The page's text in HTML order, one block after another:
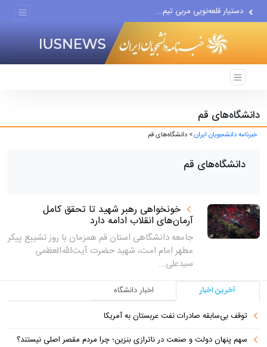
دستیار قلعه‌نویی مربی تیم...
انتشار اخبار جعلی توسط...
دانشگاه‌های قم
خبرنامه دانشجویان ایران> دانشگاه‌های قم
دانشگاه‌های قم
خونخواهی رهبر شهید تا تحقق کامل
آرمان‌های انقلاب ادامه دارد
جامعه دانشگاهی استان قم همزمان با روز تشییع پیکر
مطهر امام امت، شهید حضرت آیت‌الله‌العظمی
سیدعلی...
آخرین اخبار
اخبار دانشگاه
توقف بی‌سابقه صادرات نفت عربستان به آمریکا
سهم پنهان دولت و صنعت در ناترازی بنزین؛ چرا مردم مقصر اصلی نیستند؟